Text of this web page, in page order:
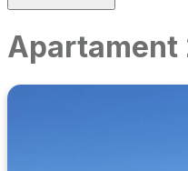
Apartament